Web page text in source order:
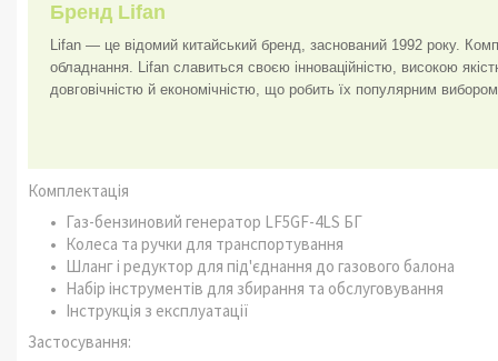
Бренд Lifan
Lifan — це відомий китайський бренд, заснований 1992 року.
обладнання. Lifan славиться своєю інноваційністю, високою
довговічністю й економічністю, що робить їх популярним
Комплектація
Газ-бензиновий генератор LF5GF-4LS БГ
Колеса та ручки для транспортування
Шланг і редуктор для під'єднання до газового балона
Набір інструментів для збирання та обслуговування
Інструкція з експлуатації
Застосування: